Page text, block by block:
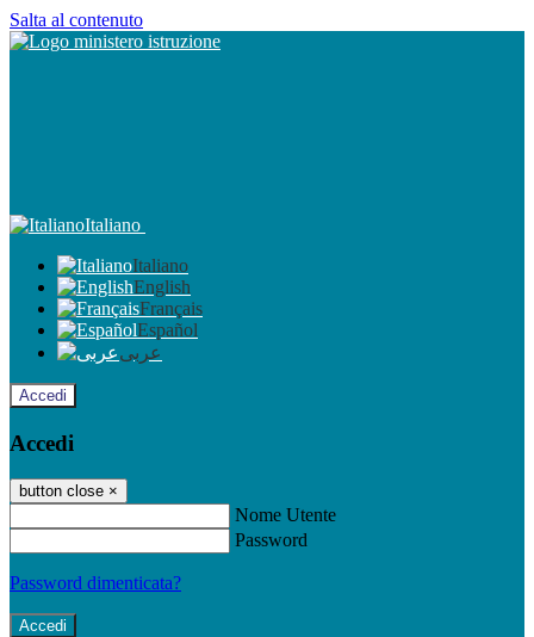
Salta al contenuto
Italiano
Italiano
English
Français
Español
عربى
Accedi
Accedi
button close ×
Nome Utente
Password
Password dimenticata?